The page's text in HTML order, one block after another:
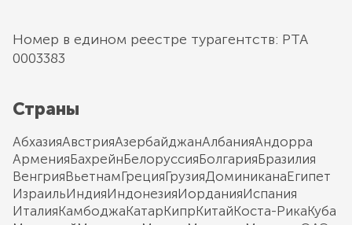
Номер в едином реестре турагентств: РТА
0003383
Страны
АбхазияАвстрияАзербайджанАлбанияАндорра
АрменияБахрейнБелоруссияБолгарияБразилия
ВенгрияВьетнамГрецияГрузияДоминиканаЕгипет
ИзраильИндияИндонезияИорданияИспания
ИталияКамбоджаКатарКипрКитайКоста-РикаКуба